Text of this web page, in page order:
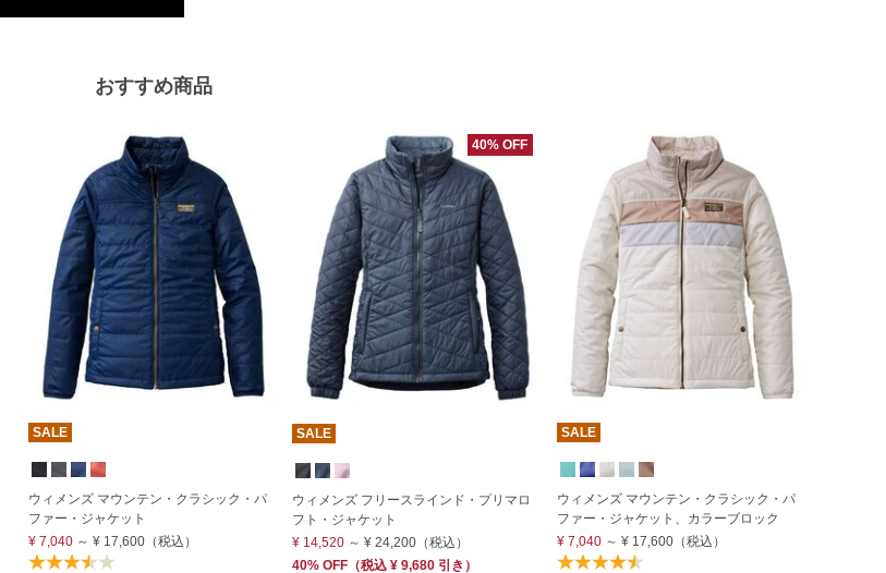
おすすめ商品
SALE
ウィメンズ マウンテン・クラシック・パ
ファー・ジャケット
¥ 7,040～ ¥ 17,600（税込）
40% OFF
SALE
ウィメンズ フリースラインド・プリマロ
フト・ジャケット
¥ 14,520 ～¥ 24,200 （税込）
40% OFF （税込¥ 9,680 引き）
SALE
ウィメンズ マウンテン・クラシック・パ
ファー・ジャケット、カラーブロック
¥ 7,040～ ¥ 17,600（税込）